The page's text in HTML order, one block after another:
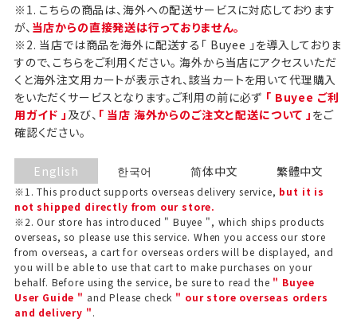
※1. こちらの商品は、海外への配送サービスに対応しております
が、 当店からの直接発送は行っておりません。
※2. 当店では商品を海外に配送する「 Buyee 」を導入しておりま
すので、こちらをご利用ください。 海外から当店にアクセスいただ
くと海外注文用カートが表示され、該当カートを用いて代理購入
をいただくサービスとなります。ご利用の前に必ず 「 Buyee ご利
用ガイド 」 及び、 「 当店 海外からのご注文と配送について 」 をご
確認ください。
English
※1. This product supports overseas delivery service, but it is
not shipped directly from our store.
※2. Our store has introduced " Buyee ", which ships products
overseas, so please use this service. When you access our store
from overseas, a cart for overseas orders will be displayed, and
you will be able to use that cart to make purchases on your
behalf. Before using the service, be sure to read the " Buyee
User Guide " and Please check " our store overseas orders
and delivery ".
한국어 简体中文 繁體中文